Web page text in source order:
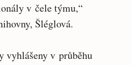
v čele týmu,“
Šléglová.
vyhlášeny v průběhu